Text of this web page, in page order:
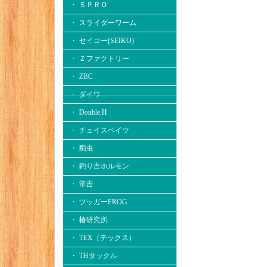
・ ＳＰＲＯ
・ スライダーワーム
・ セイコー(SEIKO)
・ Ｚファクトリー
・ ZBC
・ ダイワ
・ Double.H
・ チェイスベイツ
・ 痴虫
・ 釣り吉ホルモン
・ 常吉
・ ツッガーFROG
・ 椿研究所
・ TEX（テックス）
・ THタックル